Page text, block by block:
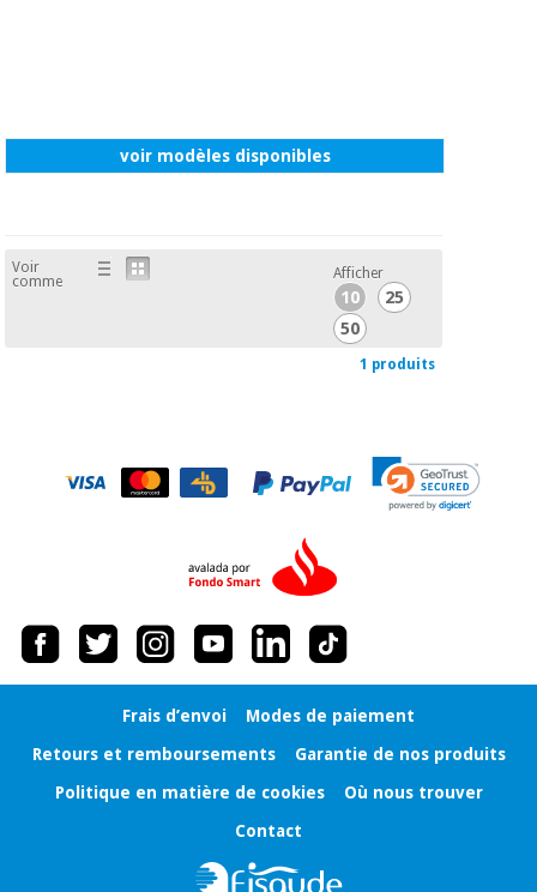
Sports
et
Armoires
voir modèles disponibles
Voir
comme
Afficher
10
25
50
1 produits
Frais d’envoi
Modes de paiement
Retours et remboursements
Garantie de nos produits
Politique en matière de cookies
Où nous trouver
Contact